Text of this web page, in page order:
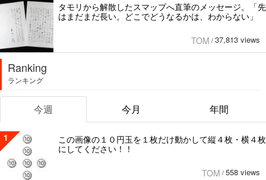
タモリから解散したスマップへ直筆のメッセージ。「先
はまだまだ長い。どこでどうなるかは、わからない」
TOM / 37,813 views
Ranking
ランキング
今週 今月 年間
1
この画像の１０円玉を１枚だけ動かして縦４枚・横４枚
にしてください！！
TOM / 558 views